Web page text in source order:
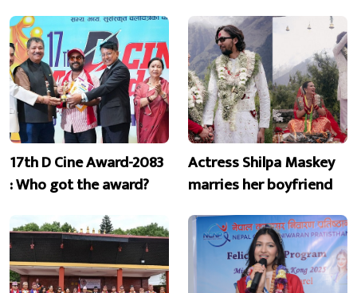
17th D Cine Award-2083
: Who got the award?
Actress Shilpa Maskey
marries her boyfriend